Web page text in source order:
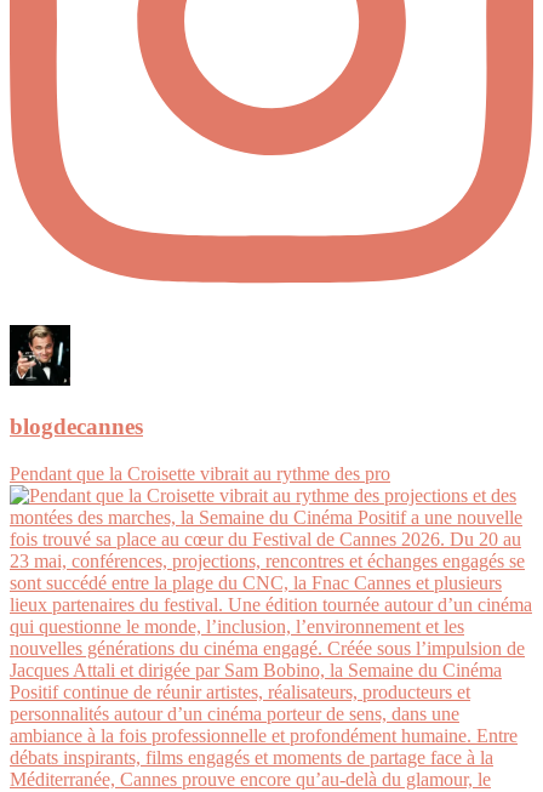
blogdecannes
Pendant que la Croisette vibrait au rythme des pro